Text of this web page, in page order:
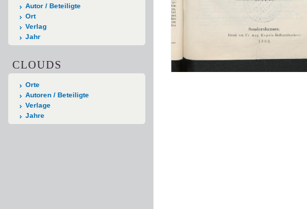
Autor / Beteiligte
Ort
Verlag
Jahr
CLOUDS
Orte
Autoren / Beteiligte
Verlage
Jahre